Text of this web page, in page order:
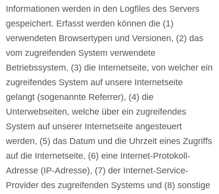
Informationen werden in den Logfiles des Servers
gespeichert. Erfasst werden können die (1)
verwendeten Browsertypen und Versionen, (2) das
vom zugreifenden System verwendete
Betriebssystem, (3) die Internetseite, von welcher ein
zugreifendes System auf unsere Internetseite
gelangt (sogenannte Referrer), (4) die
Unterwebseiten, welche über ein zugreifendes
System auf unserer Internetseite angesteuert
werden, (5) das Datum und die Uhrzeit eines Zugriffs
auf die Internetseite, (6) eine Internet-Protokoll-
Adresse (IP-Adresse), (7) der Internet-Service-
Provider des zugreifenden Systems und (8) sonstige